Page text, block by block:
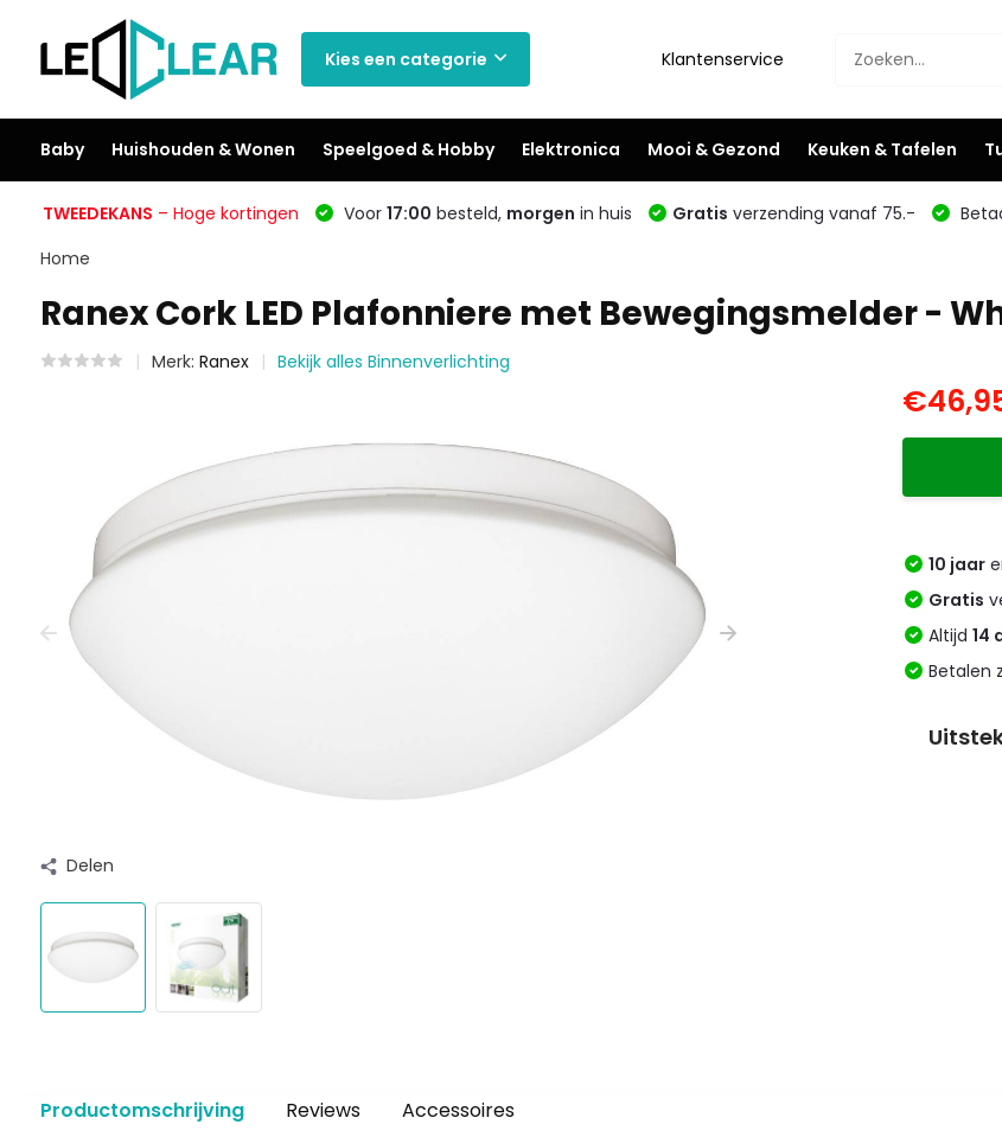
Kies een categorie Klantenservice
Baby Huishouden & Wonen Speelgoed & Hobby Elektronica Mooi & Gezond Keuken & Tafelen
TWEEDEKANS – Hoge kortingen Voor 17:00 besteld, morgen in huis Gratis verzending vanaf 75.-
Home
Ranex Cork LED Plafonniere met Bewegingsmelder -
Merk: Ranex Bekijk alles Binnenverlichting
Delen
10 jaar
Gratis
Altijd14
Betalen
Productomschrijving Reviews Accessoires